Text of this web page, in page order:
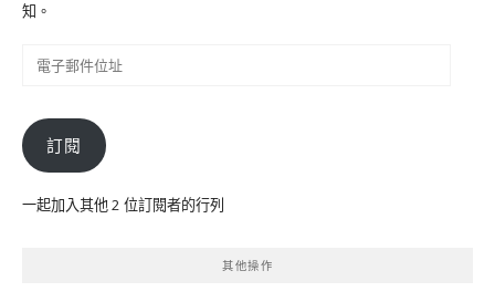
知。
件
位
訂閱
一起加入其他 2 位訂閱者的行列
其他操作